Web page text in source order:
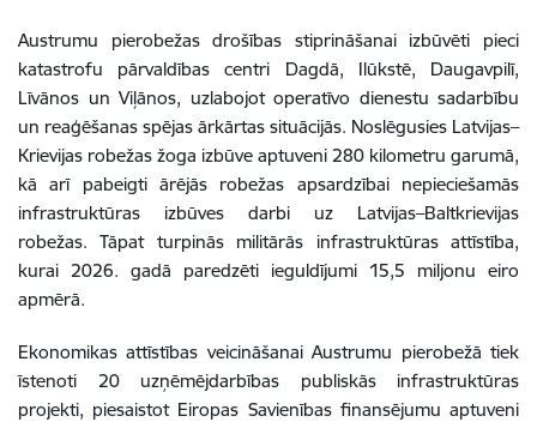
Austrumu pierobežas drošības stiprināšanai izbūvēti pieci
katastrofu pārvaldības centri Dagdā, Ilūkstē, Daugavpilī,
Līvānos un Viļānos, uzlabojot operatīvo dienestu sadarbību
un reaģēšanas spējas ārkārtas situācijās. Noslēgusies Latvijas–
Krievijas robežas žoga izbūve aptuveni 280 kilometru garumā,
kā arī pabeigti ārējās robežas apsardzībai nepieciešamās
infrastruktūras izbūves darbi uz Latvijas–Baltkrievijas
robežas. Tāpat turpinās militārās infrastruktūras attīstība,
kurai 2026. gadā paredzēti ieguldījumi 15,5 miljonu eiro
apmērā.
Ekonomikas attīstības veicināšanai Austrumu pierobežā tiek
īstenoti 20 uzņēmējdarbības publiskās infrastruktūras
projekti, piesaistot Eiropas Savienības finansējumu aptuveni